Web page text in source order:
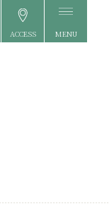
ACCESS MENU